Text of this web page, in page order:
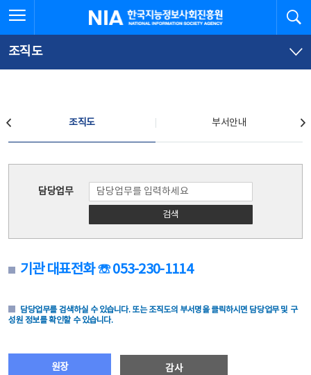
문
로
가
체
뉴
바
가
한국지능정보사회진흥원
조직도
조직도 부서안내
담당업무
검색
기관 대표전화 ☏ 053-230-1114
담당업무를 검색하실 수 있습니다. 또는 조직도의 부서명을 클릭하시면 담당업무 및 구
성원 정보를 확인할 수 있습니다.
원장 감사